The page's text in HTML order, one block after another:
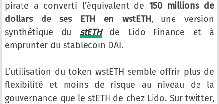
pirate a converti l’équivalent de150 millions de
dollars de ses ETH en wstETH, une version
synthétique du stETHde Lido Finance et à
emprunter du stablecoin DAI.
L’utilisation du token wstETH semble offrir plus de
flexibilité et moins de risque au niveau de la
gouvernance que le stETH de chez Lido. Sur twitter,